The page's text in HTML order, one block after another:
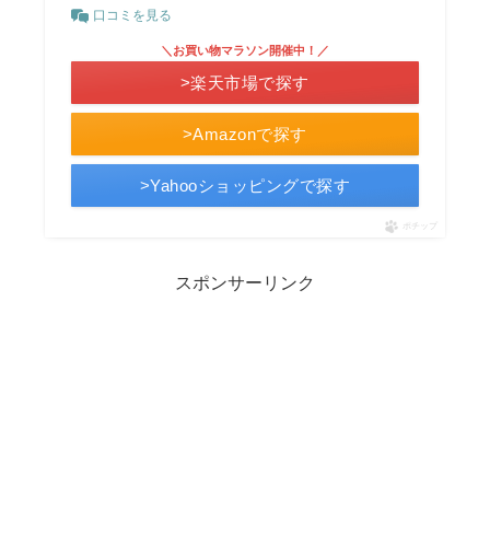
口コミを見る
>Amazonで探す
＼お買い物マラソン開催中！／
>楽天市場で探す
>Yahooショッピングで探す
ポチップ
スポンサーリンク